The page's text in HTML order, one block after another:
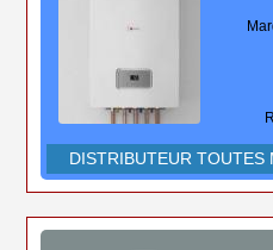
DISTRIBUTEUR TOUTES